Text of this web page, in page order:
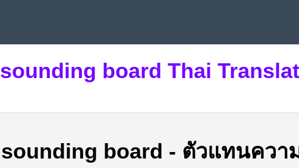
sounding board Thai
sounding board - ตัวแทนควา